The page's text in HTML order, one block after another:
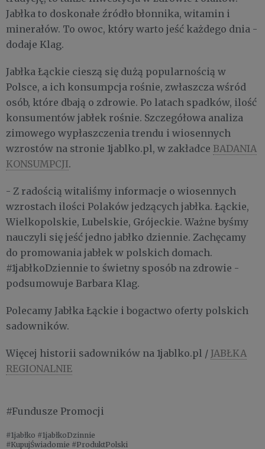
Jabłka to doskonałe źródło błonnika, witamin i
minerałów. To owoc, który warto jeść każdego dnia -
dodaje Klag.
Jabłka Łąckie cieszą się dużą popularnością w
Polsce, a ich konsumpcja rośnie, zwłaszcza wśród
osób, które dbają o zdrowie. Po latach spadków, ilość
konsumentów jabłek rośnie. Szczegółowa analiza
zimowego wypłaszczenia trendu i wiosennych
wzrostów na stronie 1jablko.pl, w zakładce BADANIA
KONSUMPCJI.
- Z radością witaliśmy informacje o wiosennych
wzrostach ilości Polaków jedzących jabłka. Łąckie,
Wielkopolskie, Lubelskie, Grójeckie. Ważne byśmy
nauczyli się jeść jedno jabłko dziennie. Zachęcamy
do promowania jabłek w polskich domach.
#1jabłkoDziennie to świetny sposób na zdrowie -
podsumowuje Barbara Klag.
Polecamy Jabłka Łąckie i bogactwo oferty polskich
sadowników.
Więcej historii sadowników na 1jablko.pl / JABŁKA
REGIONALNIE
#Fundusze Promocji
#1jabłko #1jabłkoDzinnie
#KupujŚwiadomie #ProduktPolski